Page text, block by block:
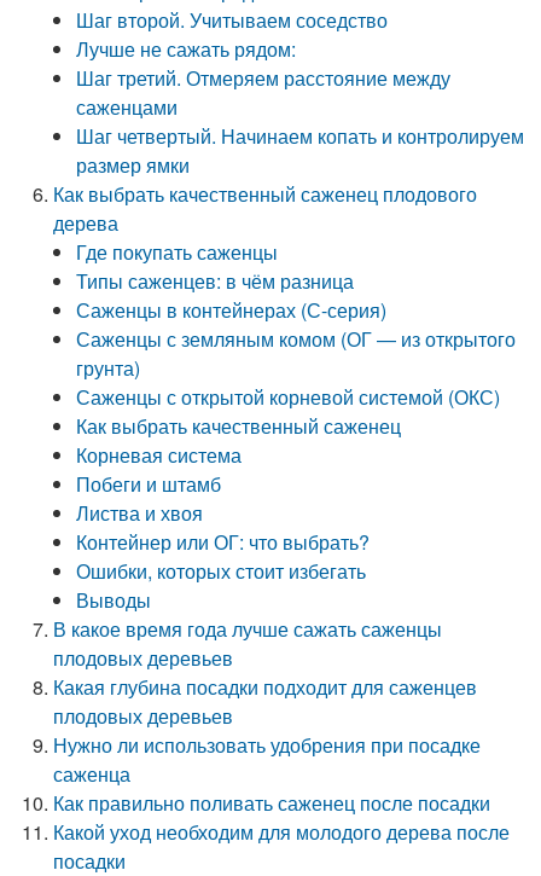
Шаг второй. Учитываем соседство
Лучше не сажать рядом:
Шаг третий. Отмеряем расстояние между
саженцами
Шаг четвертый. Начинаем копать и контролируем
размер ямки
Как выбрать качественный саженец плодового
дерева
Где покупать саженцы
Типы саженцев: в чём разница
Саженцы в контейнерах (С-серия)
Саженцы с земляным комом (ОГ — из открытого
грунта)
Саженцы с открытой корневой системой (ОКС)
Как выбрать качественный саженец
Корневая система
Побеги и штамб
Листва и хвоя
Контейнер или ОГ: что выбрать?
Ошибки, которых стоит избегать
Выводы
В какое время года лучше сажать саженцы
плодовых деревьев
Какая глубина посадки подходит для саженцев
плодовых деревьев
Нужно ли использовать удобрения при посадке
саженца
Как правильно поливать саженец после посадки
Какой уход необходим для молодого дерева после
посадки